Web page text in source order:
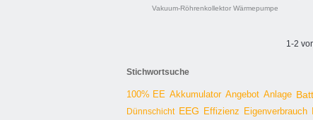
Vakuum-Röhrenkollektor Wärmepumpe
1-2
Stichwortsuche
100% EE Akkumulator Angebot Anlage
Dünnschicht EEG Effizienz Eigenverbrauch